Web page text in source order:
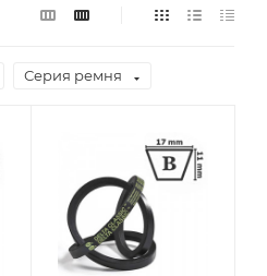
Серия ремня